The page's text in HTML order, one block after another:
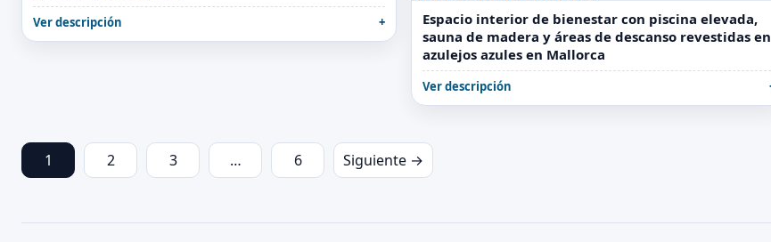
Ver descripción
Espacio interior de bienestar con piscina elevada,
sauna de madera y áreas de descanso revestidas en
azulejos azules en Mallorca
Ver descripción
1 2 3 … 6 Siguiente →